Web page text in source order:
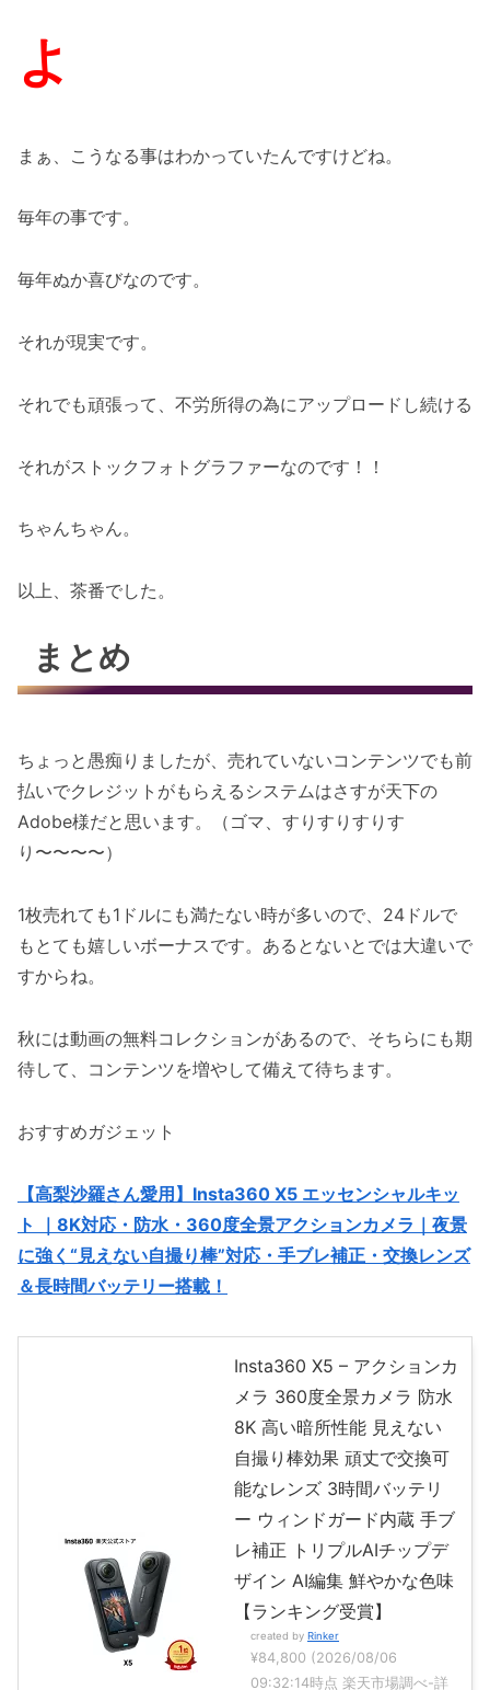
よ
まぁ、こうなる事はわかっていたんですけどね。
毎年の事です。
毎年ぬか喜びなのです。
それが現実です。
それでも頑張って、不労所得の為にアップロードし続ける
それがストックフォトグラファーなのです！！
ちゃんちゃん。
以上、茶番でした。
まとめ
ちょっと愚痴りましたが、売れていないコンテンツでも前
払いでクレジットがもらえるシステムはさすが天下の
Adobe様だと思います。（ゴマ、すりすりすりす
り〜〜〜〜）
1枚売れても1ドルにも満たない時が多いので、24ドルで
もとても嬉しいボーナスです。あるとないとでは大違いで
すからね。
秋には動画の無料コレクションがあるので、そちらにも期
待して、コンテンツを増やして備えて待ちます。
おすすめガジェット
【高梨沙羅さん愛用】Insta360 X5 エッセンシャルキッ
ト ｜8K対応・防水・360度全景アクションカメラ｜夜景
に強く“見えない自撮り棒”対応・手ブレ補正・交換レンズ
＆長時間バッテリー搭載！
Insta360 X5 – アクションカ
メラ 360度全景カメラ 防水
8K 高い暗所性能 見えない
自撮り棒効果 頑丈で交換可
能なレンズ 3時間バッテリ
ー ウィンドガード内蔵 手ブ
レ補正 トリプルAIチップデ
ザイン AI編集 鮮やかな色味
【ランキング受賞】
created by Rinker
¥84,800 (2026/08/06
09:32:14時点 楽天市場調べ-詳